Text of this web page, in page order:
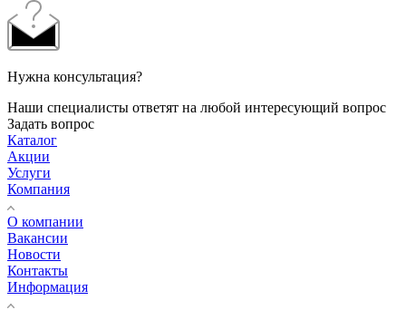
Нужна консультация?
Наши специалисты ответят на любой интересующий вопрос
Задать вопрос
Каталог
Акции
Услуги
Компания
О компании
Вакансии
Новости
Контакты
Информация